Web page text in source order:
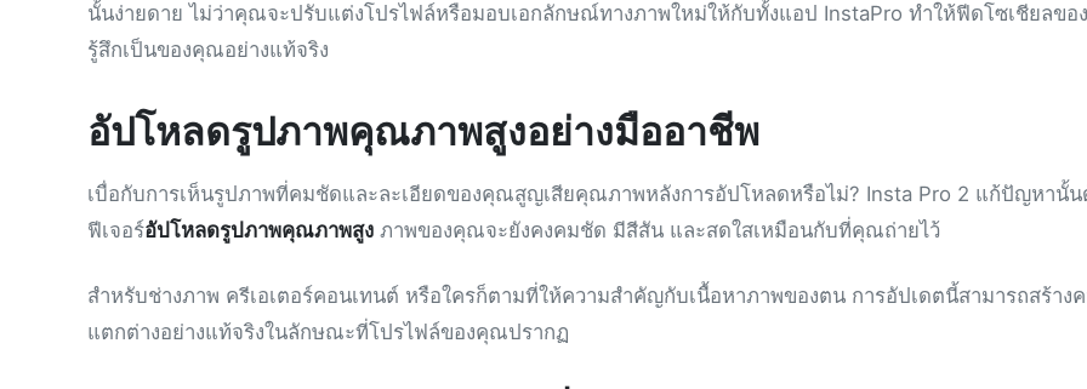
นั้นง่ายดาย ไม่ว่าคุณจะปรับแต่งโปรไฟล์หรือมอบเอกลักษณ์ทางภาพใหม่ให้กับทั้งแอป InstaPro ทำให้ฟีดโซเชียลข
รู้สึกเป็นของคุณอย่างแท้จริง
อัปโหลดรูปภาพคุณภาพสูงอย่างมืออาชีพ
เบื่อกับการเห็นรูปภาพที่คมชัดและละเอียดของคุณสูญเสียคุณภาพหลังการอัปโหลดหรือไม่? Insta Pro 2 แก้ปัญหานั้น
ฟีเจอร์อัปโหลดรูปภาพคุณภาพสูง ภาพของคุณจะยังคงคมชัด มีสีสัน และสดใสเหมือนกับที่คุณถ่ายไว้
สำหรับช่างภาพ ครีเอเตอร์คอนเทนต์ หรือใครก็ตามที่ให้ความสำคัญกับเนื้อหาภาพของตน การอัปเดตนี้สามารถสร้าง
แตกต่างอย่างแท้จริงในลักษณะที่โปรไฟล์ของคุณปรากฏ